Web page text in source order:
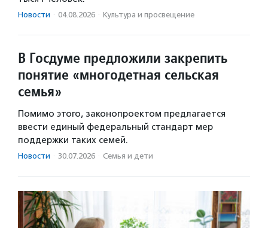
Новости · 04.08.2026 · Культура и просвещение
В Госдуме предложили закрепить
понятие «многодетная сельская
семья»
Помимо этого, законопроектом предлагается
ввести единый федеральный стандарт мер
поддержки таких семей.
Новости · 30.07.2026 · Семья и дети